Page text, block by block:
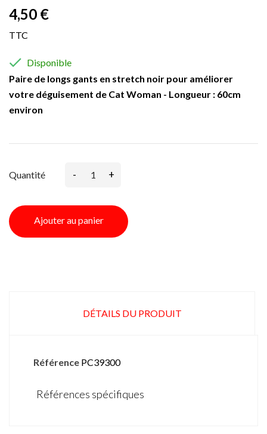
4,50 €
TTC
 Disponible
Paire de longs gants en stretch noir pour améliorer
votre déguisement de Cat Woman - Longueur : 60cm
environ
Quantité - +
Ajouter au panier
DÉTAILS DU PRODUIT
Référence PC39300
Références spécifiques